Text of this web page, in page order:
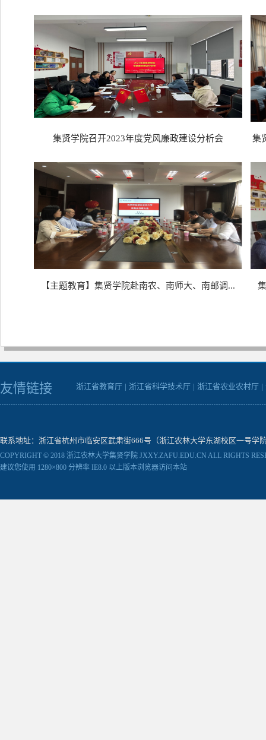
集贤学院召开2023年度党风廉政建设分析会 集
【主题教育】集贤学院赴南农、南师大、南邮调...
友情链接 浙江省教育厅 | 浙江省科学技术厅 | 浙江省农业农村厅 |
联系地址：浙江省杭州市临安区武肃街666号（浙江农林大学东湖校区一号学
COPYRIGHT © 2018 浙江农林大学集贤学院 JXXY.ZAFU.EDU.CN ALL RIGHTS
建议您使用 1280×800 分辨率 IE8.0 以上版本浏览器访问本站